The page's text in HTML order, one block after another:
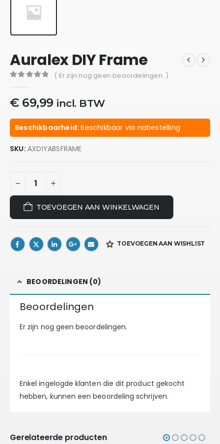
Auralex DIY Frame
( Er zijn nog geen beoordelingen. )
€69,99 incl. BTW
Beschikbaarheid:Beschikbaar via nabestelling
SKU: AXDIYABSFRAME
TOEVOEGEN AAN WINKELWAGEN
TOEVOEGEN AAN WISHLIST
BEOORDELINGEN (0)
Beoordelingen
Er zijn nog geen beoordelingen.
Enkel ingelogde klanten die dit product gekocht
hebben, kunnen een beoordeling schrijven.
Gerelateerde producten